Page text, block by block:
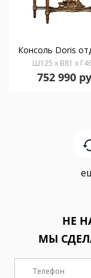
Ш125 x В81 x
752 990
НЕ
МЫ